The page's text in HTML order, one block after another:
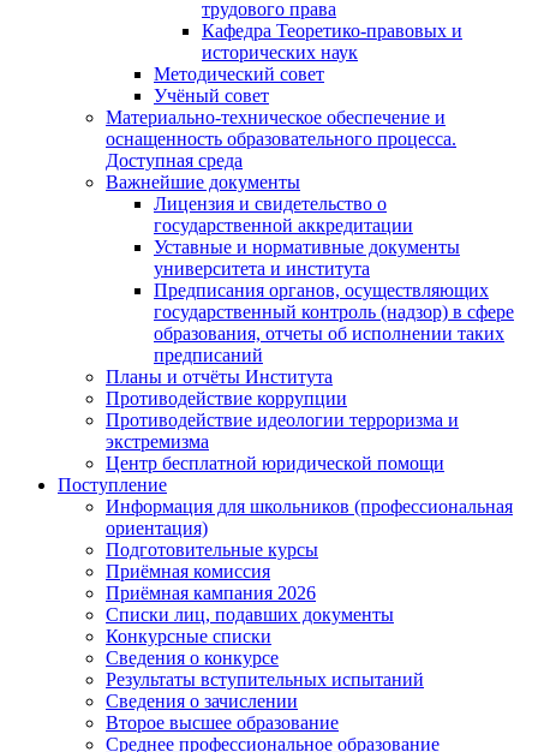
трудового права
Кафедра Теоретико-правовых и
исторических наук
Методический совет
Учёный совет
Материально-техническое обеспечение и
оснащенность образовательного процесса.
Доступная среда
Важнейшие документы
Лицензия и свидетельство о
государственной аккредитации
Уставные и нормативные документы
университета и института
Предписания органов, осуществляющих
государственный контроль (надзор) в сфере
образования, отчеты об исполнении таких
предписаний
Планы и отчёты Института
Противодействие коррупции
Противодействие идеологии терроризма и
экстремизма
Центр бесплатной юридической помощи
Поступление
Информация для школьников (профессиональная
ориентация)
Подготовительные курсы
Приёмная комиссия
Приёмная кампания 2026
Списки лиц, подавших документы
Конкурсные списки
Сведения о конкурсе
Результаты вступительных испытаний
Сведения о зачислении
Второе высшее образование
Среднее профессиональное образование